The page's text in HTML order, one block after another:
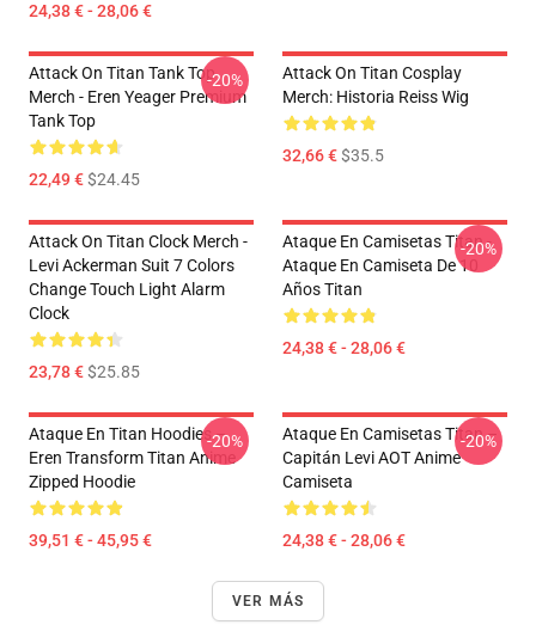
24,38 € - 28,06 €
Attack On Titan Tank Top
Merch - Eren Yeager Premium
Tank Top
22,49 €$24.45
-20%
Attack On Titan Cosplay
Merch: Historia Reiss Wig
32,66 €$35.5
Attack On Titan Clock Merch -
Levi Ackerman Suit 7 Colors
Change Touch Light Alarm
Clock
23,78 €$25.85
Ataque En Camisetas Titan -
Ataque En Camiseta De 10
Años Titan
24,38 € - 28,06 €
-20%
Ataque En Titan Hoodies –
Eren Transform Titan Anime
Zipped Hoodie
39,51 € - 45,95 €
-20%
Ataque En Camisetas Titan –
Capitán Levi AOT Anime
Camiseta
24,38 € - 28,06 €
-20%
VER MÁS